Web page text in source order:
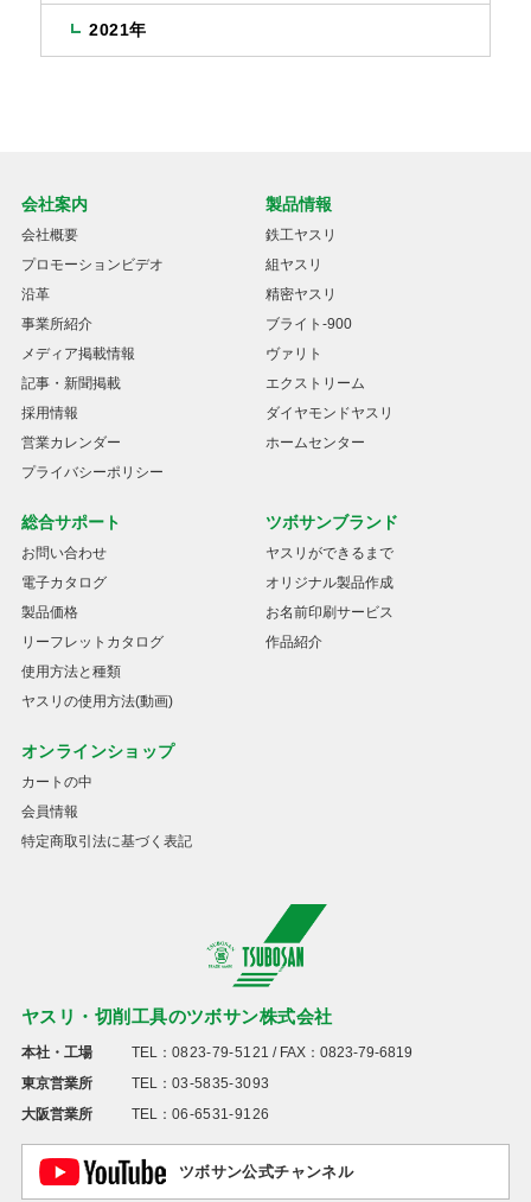
2021年
ヤスリ・切削工具のツボサン株式会社
本社・工場 TEL： 0823-79-5121 / FAX：0823-79-6819
東京営業所
TEL： 03-5835-3093
大阪営業所
TEL： 06-6531-9126
ツボサン公式チャンネル
会社案内
会社概要
プロモーションビデオ
沿革
事業所紹介
メディア掲載情報
記事・新聞掲載
採用情報
営業カレンダー
プライバシーポリシー
製品情報
鉄工ヤスリ
組ヤスリ
精密ヤスリ
ブライト-900
ヴァリト
エクストリーム
ダイヤモンドヤスリ
ホームセンター
総合サポート
お問い合わせ
電子カタログ
製品価格
リーフレットカタログ
使用方法と種類
ヤスリの使用方法(動画)
ツボサンブランド
ヤスリができるまで
オリジナル製品作成
お名前印刷サービス
作品紹介
オンラインショップ
カートの中
会員情報
特定商取引法に基づく表記